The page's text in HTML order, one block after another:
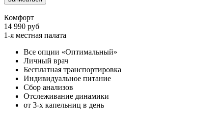
Комфорт
14 990 руб
1-я местная палата
Все опции «Оптимальный»
Личный врач
Бесплатная транспортировка
Индивидуальное питание
Сбор анализов
Отслеживание динамики
от 3-х капельниц в день